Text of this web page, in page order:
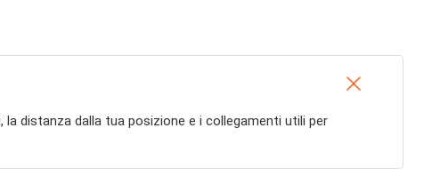
la distanza dalla tua posizione e i collegamenti utili per